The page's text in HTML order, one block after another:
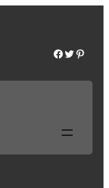
Facebook Twitter Pinterest